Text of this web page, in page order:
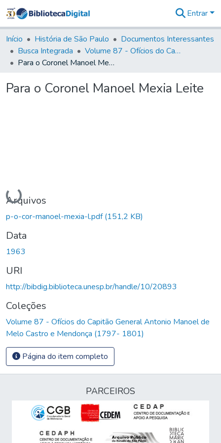
&
Coleções
Tudo na
Biblioteca
Estatísticas
Entrar
Início História de São Paulo
Documentos Interessantes
Busca Integrada
Volume 87 - Ofícios do Capitão General Antonio Manoel de Melo Castro e Mendonça (1797- 1801)
Para o Coronel Manoel Mexia Leite
Para o Coronel Manoel Mexia Leite
Carregando...
Arquivos
p-o-cor-manoel-mexia-l.pdf(151,2 KB)
Data
1963
URI
http://bibdig.biblioteca.unesp.br/handle/10/20893
Coleções
Volume 87 - Ofícios do Capitão General Antonio Manoel de
Melo Castro e Mendonça (1797- 1801)
Página do item completo
PARCEIROS